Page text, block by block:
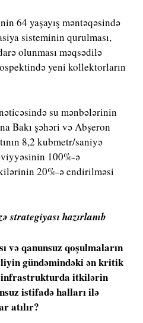
64 yaşayış məntəqəsində
sisteminin qurulması,
olunması məqsədilə
yeni kollektorların
su mənbələrinin
Bakı şəhəri və Abşeron
8,2 kubmetr/saniyə
100%-ə
20%-ə endirilməsi
strategiyası hazırlanıb
və qanunsuz qoşulmaların
gündəmindəki ən kritik
infrastrukturda itkilərin
istifadə halları ilə
atılır?